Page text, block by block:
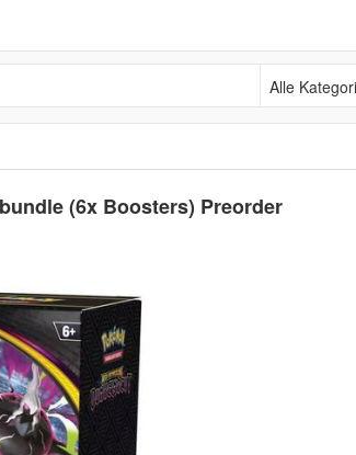
Alle Kategorien
(6x Boosters) Preorder